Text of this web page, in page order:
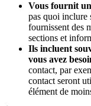
Vous fournit
pas quoi inclure
fournissent des
sections et
Ils incluent
vous avez
contact, par
contact seront
élément de